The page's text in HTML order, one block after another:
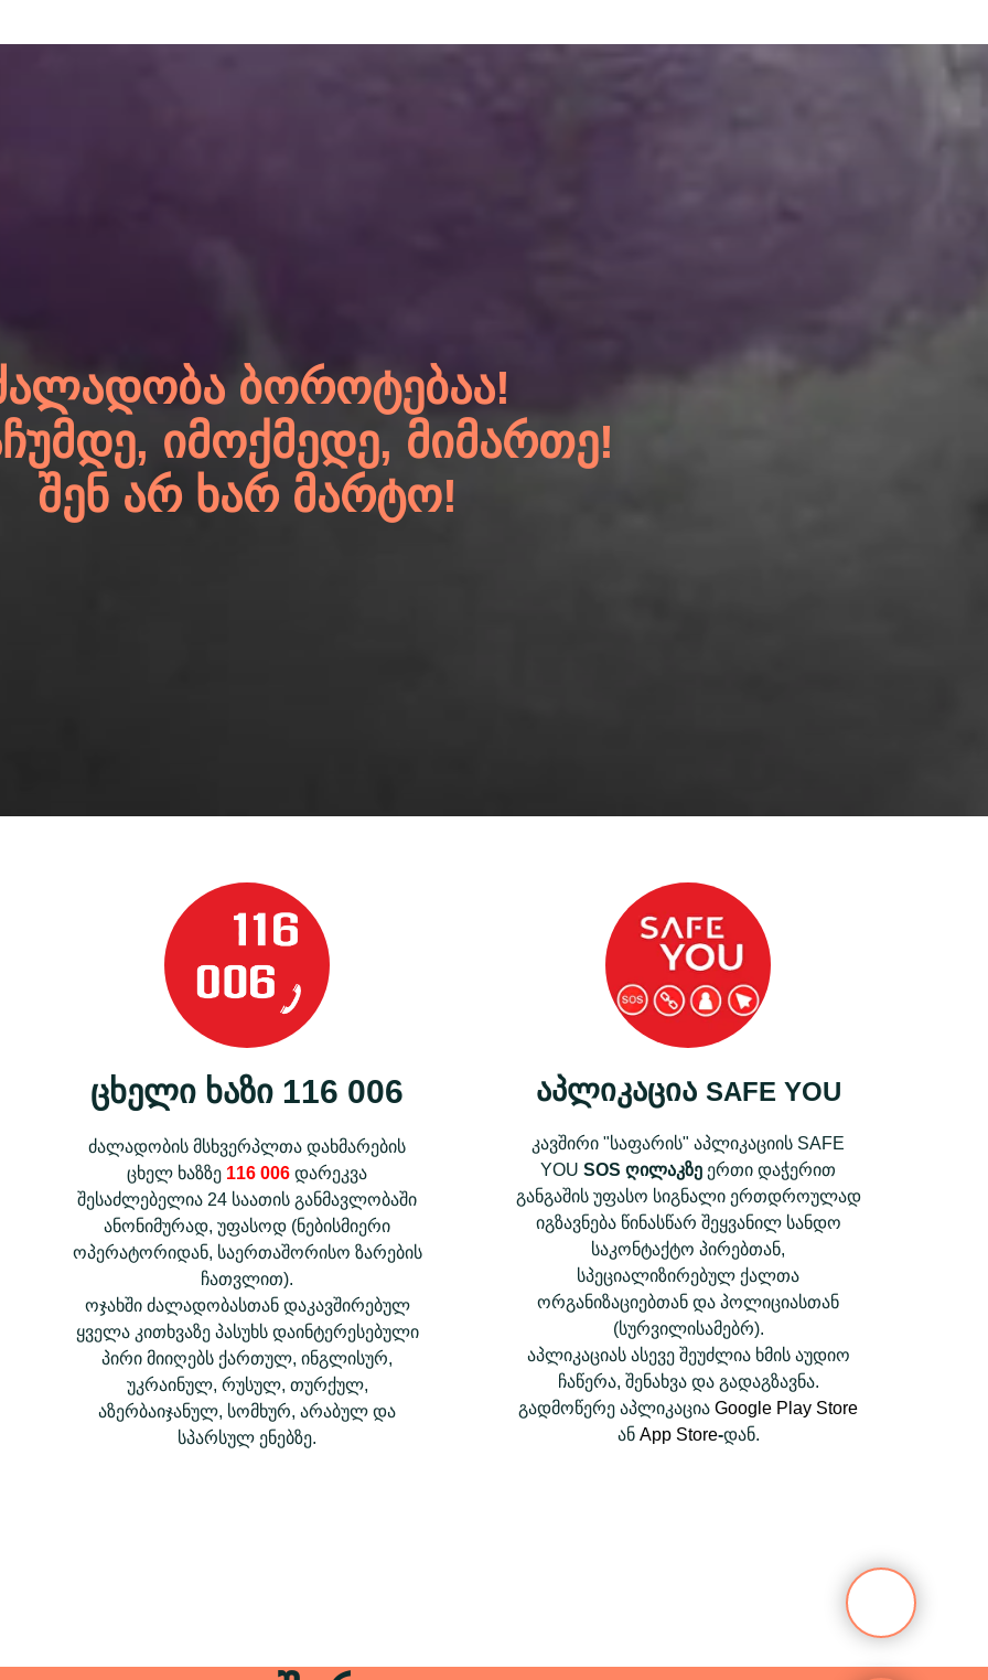
ᲑᲝᲠᲝᲢᲔᲑᲐᲐ!
ᲘᲛᲝᲥᲛᲔᲓᲔ, ᲛᲘᲛᲐᲠᲗᲔ!
ᲨᲔᲜ ᲐᲠ ᲮᲐᲠ ᲛᲐᲠᲢᲝ!
ცხელი ხაზი 116 006
ძალადობის მსხვერპლთა დახმარების
ცხელ ხაზზე 116 006 დარეკვა
შესაძლებელია 24 საათის განმავლობაში
ანონიმურად, უფასოდ (ნებისმიერი
ოპერატორიდან, საერთაშორისო ზარების
ჩათვლით).
ოჯახში ძალადობასთან დაკავშირებულ
ყველა კითხვაზე პასუხს დაინტერესებული
პირი მიიღებს ქართულ, ინგლისურ,
უკრაინულ, რუსულ, თურქულ,
აზერბაიჯანულ, სომხურ, არაბულ და
სპარსულ ენებზე.
აპლიკაცია SAFE YOU
კავშირი "საფარის" აპლიკაციის SAFE
YOU SOS ღილაკზე ერთი დაჭერით
განგაშის უფასო სიგნალი ერთდროულად
იგზავნება წინასწარ შეყვანილ სანდო
საკონტაქტო პირებთან,
სპეციალიზირებულ ქალთა
ორგანიზაციებთან და პოლიციასთან
(სურვილისამებრ).
აპლიკაციას ასევე შეუძლია ხმის აუდიო
ჩაწერა, შენახვა და გადაგზავნა.
გადმოწერე აპლიკაცია Google Play Store
ან App Store-დან.